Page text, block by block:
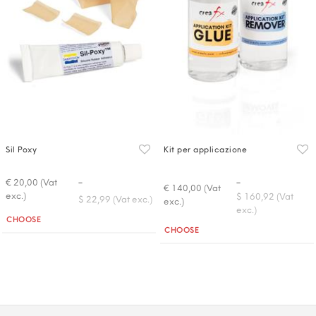
Sil Poxy
€ 20,00 (Vat
exc.)
-
$ 22,99 (Vat exc.)
Quantità
CHOOSE
Kit per applicazione
€ 140,00 (Vat
exc.)
-
$ 160,92 (Vat
exc.)
Quantità
CHOOSE